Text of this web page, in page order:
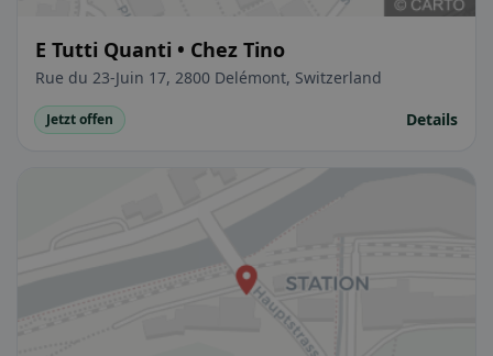
E Tutti Quanti • Chez Tino
Rue du 23-Juin 17, 2800 Delémont, Switzerland
Jetzt offen Details